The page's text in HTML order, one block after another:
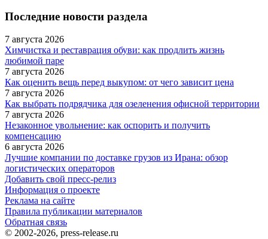
Последние новости раздела
7 августа 2026
Химчистка и реставрация обуви: как продлить жизнь
любимой паре
7 августа 2026
Как оценить вещь перед выкупом: от чего зависит цена
7 августа 2026
Как выбрать подрядчика для озеленения офисной территории
7 августа 2026
Незаконное увольнение: как оспорить и получить
компенсацию
6 августа 2026
Лучшие компании по доставке грузов из Ирана: обзор
логистических операторов
Добавить свой пресс-релиз
Информация о проекте
Реклама на сайте
Правила публикации материалов
Обратная связь
© 2002-2026, press-release.ru